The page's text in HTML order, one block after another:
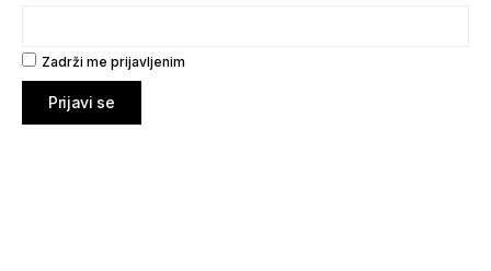
Zadrži me prijavljenim
Prijavi se